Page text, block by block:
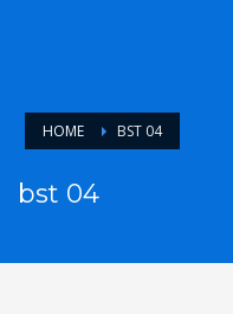
HOME BST 04
bst 04